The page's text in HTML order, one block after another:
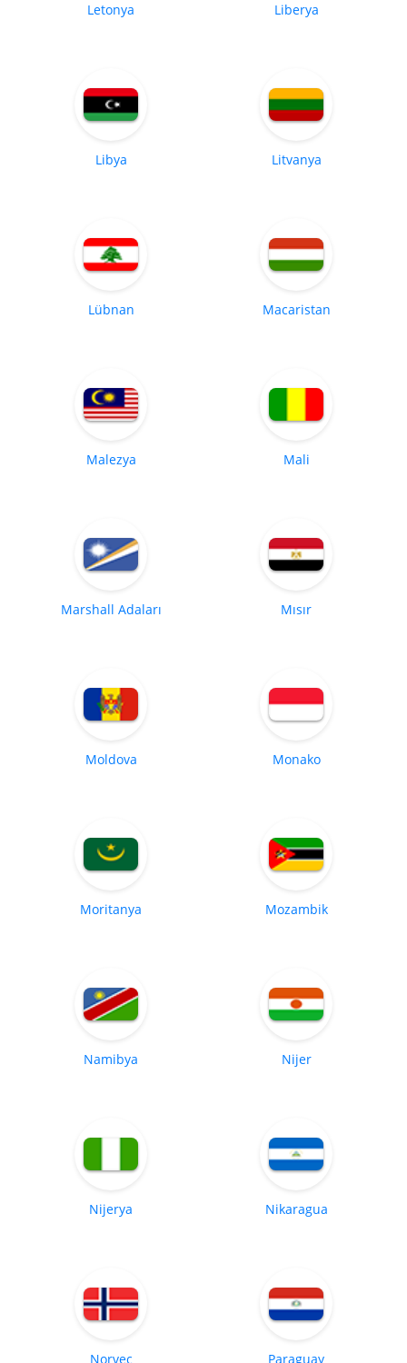
Letonya Liberya
Libya Litvanya
Lübnan Macaristan
Malezya Mali
Marshall Adaları Mısır
Moldova Monako
Moritanya Mozambik
Namibya Nijer
Nijerya Nikaragua
Norveç Paraguay